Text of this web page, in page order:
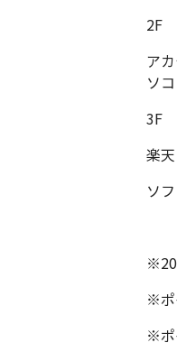
2F
ア
ソ
3F
楽
ソ
※ポ
※ポ